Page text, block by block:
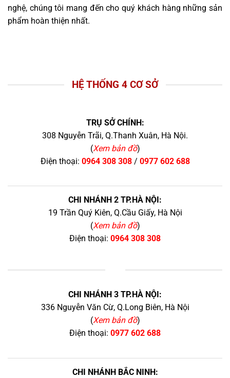
nghệ, chúng tôi mang đến cho quý khách hàng những sản
phẩm hoàn thiện nhất.
HỆ THỐNG 4 CƠ SỞ
TRỤ SỞ CHÍNH:
308 Nguyễn Trãi, Q.Thanh Xuân, Hà Nội.
(Xem bản đồ)
Điện thoại: 0964 308 308/ 0977 602 688
CHI NHÁNH 2 TP.HÀ NỘI:
19 Trần Quý Kiên, Q.Cầu Giấy, Hà Nội
(Xem bản đồ)
Điện thoại: 0964 308 308
CHI NHÁNH 3 TP.HÀ NỘI:
336 Nguyễn Văn Cừ, Q.Long Biên, Hà Nội
(Xem bản đồ)
Điện thoại: 0977 602 688
CHI NHÁNH BẮC NINH: